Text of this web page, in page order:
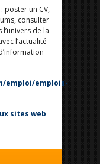
poster un CV,
consulter
de la
l’actualité
emploi/emplois-
sites web